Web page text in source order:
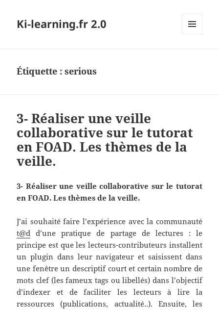
Ki-learning.fr 2.0
Étiquette :serious
3- Réaliser une veille
collaborative sur le tutorat
en FOAD. Les thèmes de la
veille.
3- Réaliser une veille collaborative sur le tutorat
en FOAD. Les thèmes de la veille.
J’ai souhaité faire l’expérience avec la communauté
t@d d’une pratique de partage de lectures : le
principe est que les lecteurs-contributeurs installent
un plugin dans leur navigateur et saisissent dans
une fenêtre un descriptif court et certain nombre de
mots clef (les fameux tags ou libellés) dans l’objectif
d’indexer et de faciliter les lecteurs à lire la
ressources (publications, actualité..). Ensuite, les